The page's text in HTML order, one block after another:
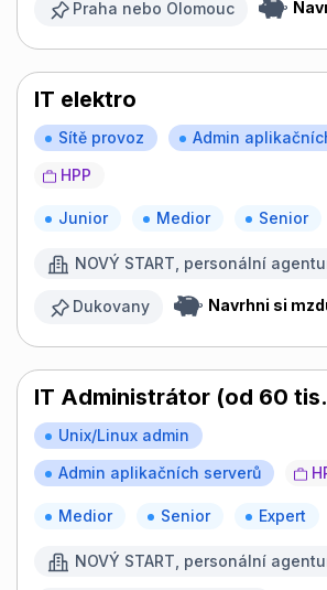
Praha nebo Olomouc
IT elektro
Sítě provoz
Admin
HPP
Junior Medior Senior
NOVÝ START, personální
Dukovany Navrhni si
IT Administrátor (od 60 tis.
Unix/Linux admin
Admin aplikačních serverů
Medior Senior Expert
NOVÝ START, personální